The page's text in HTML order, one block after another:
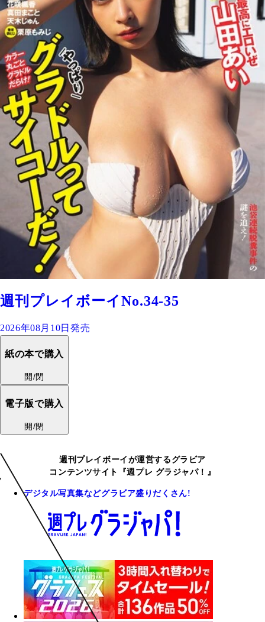
週刊プレイボーイNo.34-35
2026年08月10日発売
紙の本で購入
開/閉
電子版で購入
開/閉
週刊プレイボーイが運営するグラビア
コンテンツサイト『週プレ グラジャパ！』
デジタル写真集などグラビア盛りだくさん!